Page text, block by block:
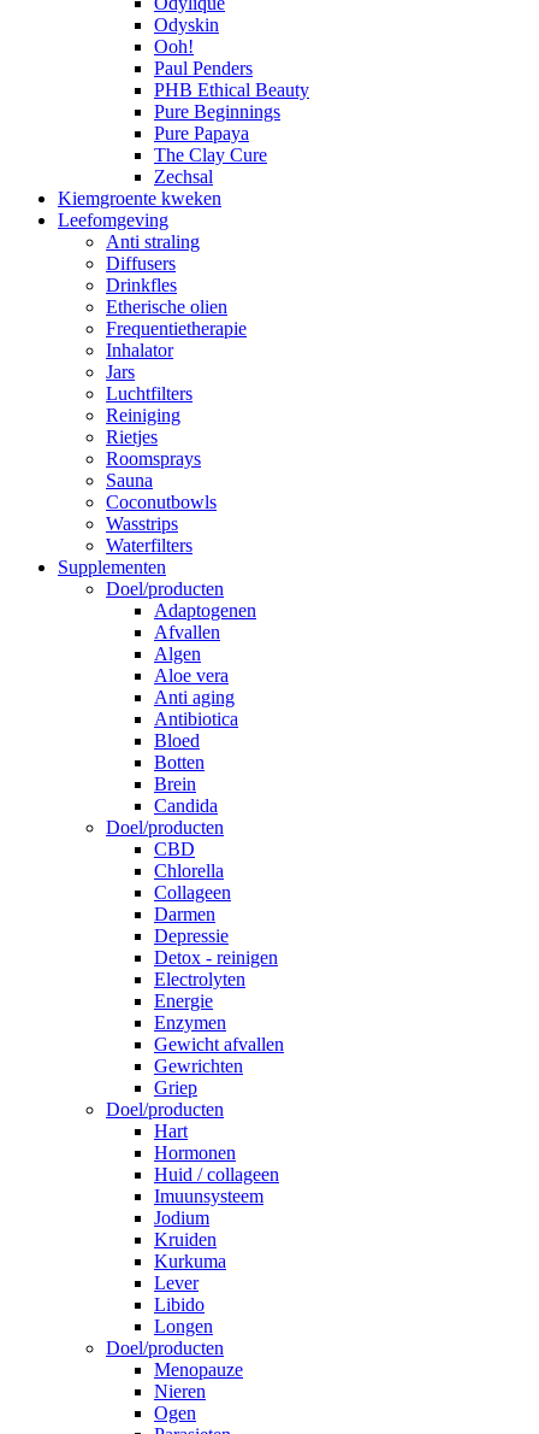
Odyskin
Ooh!
Paul Penders
PHB Ethical Beauty
Pure Beginnings
Pure Papaya
The Clay Cure
Zechsal
Kiemgroente kweken
Leefomgeving
Anti straling
Diffusers
Drinkfles
Etherische olien
Frequentietherapie
Inhalator
Jars
Luchtfilters
Reiniging
Rietjes
Roomsprays
Sauna
Coconutbowls
Wasstrips
Waterfilters
Supplementen
Doel/producten
Adaptogenen
Afvallen
Algen
Aloe vera
Anti aging
Antibiotica
Bloed
Botten
Brein
Candida
Doel/producten
CBD
Chlorella
Collageen
Darmen
Depressie
Detox - reinigen
Electrolyten
Energie
Enzymen
Gewicht afvallen
Gewrichten
Griep
Doel/producten
Hart
Hormonen
Huid / collageen
Imuunsysteem
Jodium
Kruiden
Kurkuma
Lever
Libido
Longen
Doel/producten
Menopauze
Nieren
Ogen